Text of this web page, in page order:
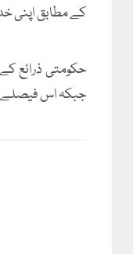
کے مطابق اپنی
حکومتی ذرائع کے
جبکہ اس فیصلے